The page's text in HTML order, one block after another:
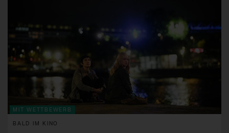
MIT WETTBEWERB
BALD IM KINO